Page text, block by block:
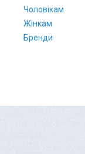
Чоловікам
Жінкам
Бренди